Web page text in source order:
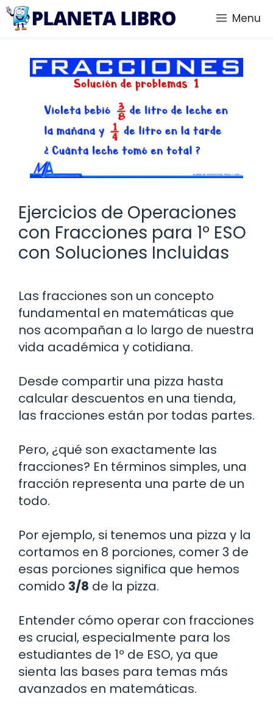
Saltar
Menu
Ejercicios de Operaciones
con Fracciones para 1º ESO
con Soluciones Incluidas
Las fracciones son un concepto
fundamental en matemáticas que
nos acompañan a lo largo de nuestra
vida académica y cotidiana.
Desde compartir una pizza hasta
calcular descuentos en una tienda,
las fracciones están por todas partes.
Pero, ¿qué son exactamente las
fracciones? En términos simples, una
fracción representa una parte de un
todo.
Por ejemplo, si tenemos una pizza y la
cortamos en 8 porciones, comer 3 de
esas porciones significa que hemos
comido 3/8 de la pizza.
Entender cómo operar con fracciones
es crucial, especialmente para los
estudiantes de 1º de ESO, ya que
sienta las bases para temas más
avanzados en matemáticas.